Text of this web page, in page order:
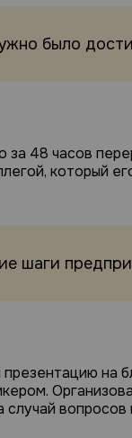
было
за 48 часов
который
шаги
презентацию на
случай